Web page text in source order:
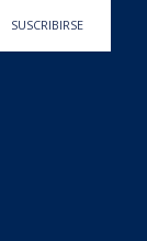
SUSCRIBIRSE